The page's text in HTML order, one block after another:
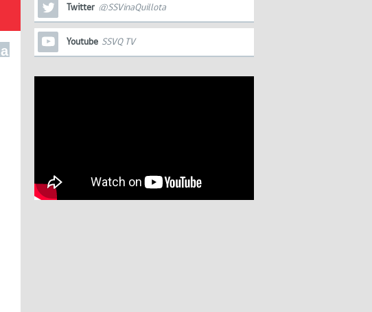
a
Twitter @SSVinaQuillota
Youtube SSVQ TV